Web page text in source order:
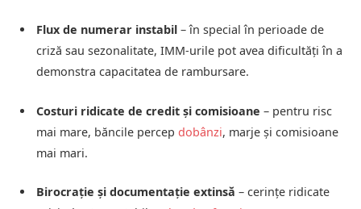
Flux de numerar instabil – în special în perioade de
criză sau sezonalitate, IMM‑urile pot avea dificultăți în a
demonstra capacitatea de rambursare.
Costuri ridicate de credit și comisioane – pentru risc
mai mare, băncile percep dobânzi, marje și comisioane
mai mari.
Birocrație și documentație extinsă – cerințe ridicate